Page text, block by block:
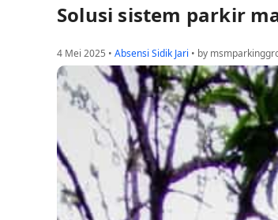
Solusi sistem parkir
4 Mei 2025 • Absensi Sidik Jari • by